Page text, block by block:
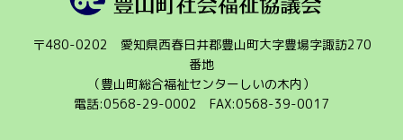
〒480-0202 愛知県西春日井郡豊山町大字豊場字諏訪270
番地
（豊山町総合福祉センターしいの木内）
電話:0568-29-0002 FAX:0568-39-0017